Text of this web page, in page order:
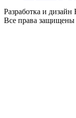
Разработка и дизайн
Все права